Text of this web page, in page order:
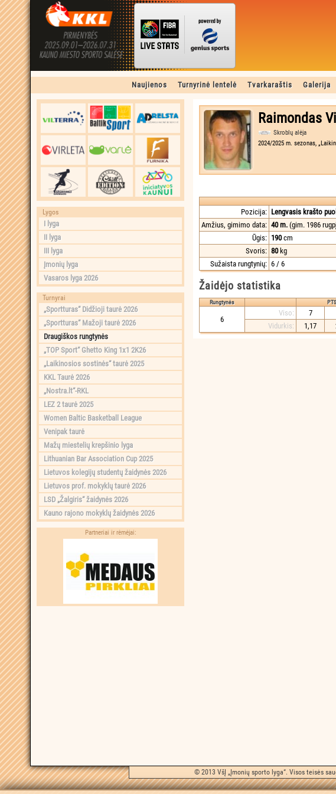
Naujienos Turnyrinė lentelė Tvarkaraštis Galerija
Lygos
I lyga
II lyga
III lyga
Įmonių lyga
Vasaros lyga 2026
Turnyrai
„Sportturas“ Didžioji taurė 2026
„Sportturas“ Mažoji taurė 2026
Draugiškos rungtynės
„TOP Sport“ Ghetto King 1x1 2K26
„Laikinosios sostinės“ taurė 2025
KKL Taurė 2026
„Nostra.lt“-RKL
LEZ 2 taurė 2025
Women Baltic Basketball League
Venipak taurė
Mažų miestelių krepšinio lyga
Lithuanian Bar Association Cup 2025
Lietuvos kolegijų studentų žaidynės 2026
Lietuvos prof. mokyklų taurė 2026
LSD „Žalgiris“ žaidynės 2026
Kauno rajono mokyklų žaidynės 2026
Partneriai ir rėmėjai:
Raimondas
Skroblų alėja
2024/2025 m. sezonas,
Pozicija: Lengvasis krašto
Amžius, gimimo data: 40 m. (gim. 1986
Ūgis: 190cm
Svoris: 80kg
Sužaista rungtynių: 6 / 6
Žaidėjo statistika
Rungtynės PTS
6
Viso: 7
Vidurkis:
1,17
© 2013 VšĮ „Įmonių sporto lyga“. Visos teisės